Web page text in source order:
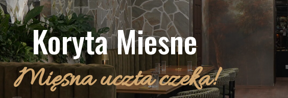
Koryta Miesne
Mięsna uczta czeka!